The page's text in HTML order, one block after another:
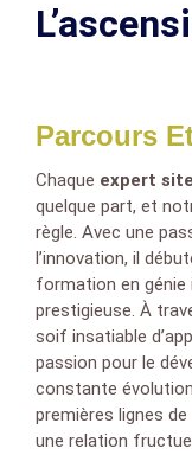
Parcours
Chaque expert
quelque part, et
règle. Avec une
l’innovation, il
formation en génie
prestigieuse. À
soif insatiable
passion pour le
constante
premières lignes de
une relation